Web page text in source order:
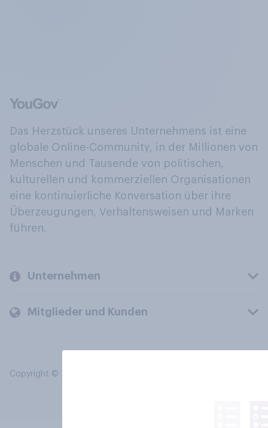
Das Herzstück unseres Unternehmens ist eine
globale Online-Community, in der Millionen von
Menschen und Tausende von politischen,
kulturellen und kommerziellen Organisationen
eine kontinuierliche Konversation über ihre
Überzeugungen, Verhaltensweisen und Marken
führen.
Unternehmen
Mitglieder und Kunden
Copyright © 2026 YouGov PLC. Alle Rechte vorbehalten.